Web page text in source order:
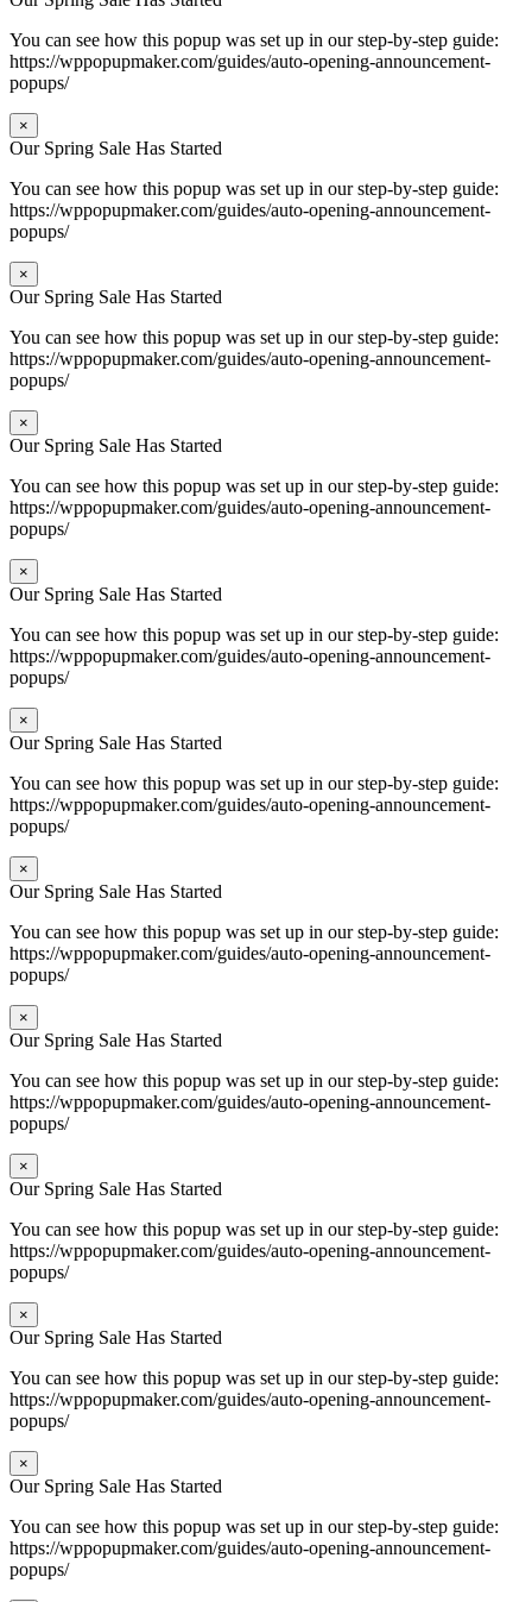
You can see how this popup was set up in our step-by-step guide:
https://wppopupmaker.com/guides/auto-opening-announcement-
popups/
×
Our Spring Sale Has Started
You can see how this popup was set up in our step-by-step guide:
https://wppopupmaker.com/guides/auto-opening-announcement-
popups/
×
Our Spring Sale Has Started
You can see how this popup was set up in our step-by-step guide:
https://wppopupmaker.com/guides/auto-opening-announcement-
popups/
×
Our Spring Sale Has Started
You can see how this popup was set up in our step-by-step guide:
https://wppopupmaker.com/guides/auto-opening-announcement-
popups/
×
Our Spring Sale Has Started
You can see how this popup was set up in our step-by-step guide:
https://wppopupmaker.com/guides/auto-opening-announcement-
popups/
×
Our Spring Sale Has Started
You can see how this popup was set up in our step-by-step guide:
https://wppopupmaker.com/guides/auto-opening-announcement-
popups/
×
Our Spring Sale Has Started
You can see how this popup was set up in our step-by-step guide:
https://wppopupmaker.com/guides/auto-opening-announcement-
popups/
×
Our Spring Sale Has Started
You can see how this popup was set up in our step-by-step guide:
https://wppopupmaker.com/guides/auto-opening-announcement-
popups/
×
Our Spring Sale Has Started
You can see how this popup was set up in our step-by-step guide:
https://wppopupmaker.com/guides/auto-opening-announcement-
popups/
×
Our Spring Sale Has Started
You can see how this popup was set up in our step-by-step guide:
https://wppopupmaker.com/guides/auto-opening-announcement-
popups/
×
Our Spring Sale Has Started
You can see how this popup was set up in our step-by-step guide:
https://wppopupmaker.com/guides/auto-opening-announcement-
popups/